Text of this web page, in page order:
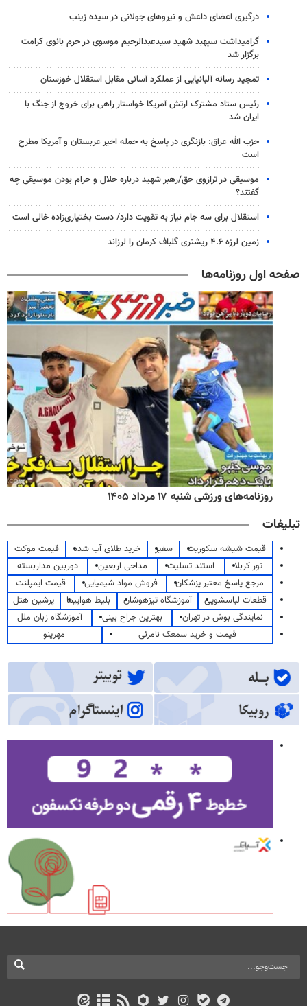
درگیری اعضای داعش و نیروهای جولانی در سیده زینب
گرامیداشت سپهبد شهید سیدعبدالرحیم موسوی در حرم بانوی کرامت
برگزار شد
تمجید رسانه آلبانیایی از عملکرد آسانی مقابل استقلال خوزستان
رئیس ستاد مشترک ارتش آمریکا خواستار راهی برای خروج از جنگ با
ایران شد
حزب الله عراق: بازنگری در پاسخ به حمله اخیر عربستان و آمریکا مطرح
است
موسیقی در ترازوی حق/رهبر شهید درباره حلال و حرام بودن موسیقی چه
گفتند؟
استقلال برای سه جام نیاز به تقویت دارد/ دست بختیاری‌زاده خالی است
زمین لرزه ۴.۶ ریشتری گلباف کرمان را لرزاند
صفحه اول روزنامه‌ها
روزنامه‌های ورزشی شنبه ۱۷ مرداد ۱۴۰۵
تبلیغات
قیمت شیشه سکوریت سفیر خرید طلای آب شده
قیمت موکت
تور کربلا
استند تسلیت مداحی اربعین
دوربین مداربسته
مرجع پاسخ معتبر پزشکان
فروش مواد شیمیایی
قیمت ایمپلنت
قطعات لباسشویی
آموزشگاه تیزهوشان بلیط هواپیما
پرشین هتل
نمایندگی بوش در تهران
بهترین جراح بینی
آموزشگاه زبان ملل
قیمت و خرید سمعک نامرئی
مهرینو